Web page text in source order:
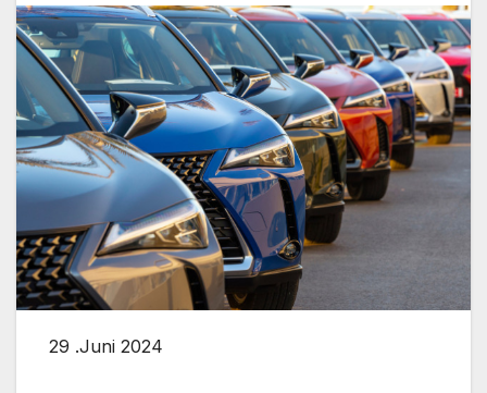
29 .Juni 2024